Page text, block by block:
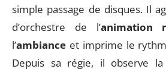
simple passage de disques. Il
d’orchestre de l’animation
l’ambiance et imprime le
Depuis sa régie, il observe